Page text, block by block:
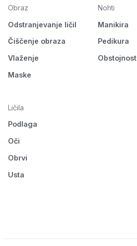
Obraz
Odstranjevanje ličil
Čiščenje obraza
Vlaženje
Maske
Nohti
Manikira
Pedikura
Obstojnost
Ličila
Podlaga
Oči
Obrvi
Usta